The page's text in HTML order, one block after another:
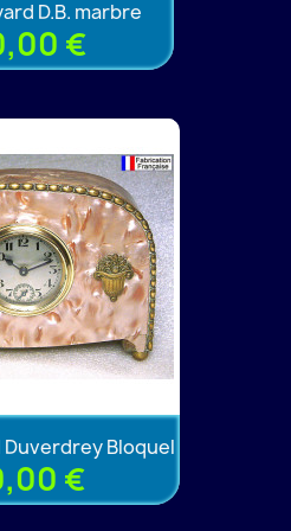
D.B. marbre
€
Duverdrey Bloquel
€